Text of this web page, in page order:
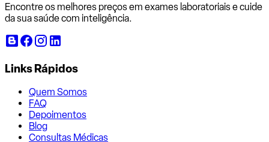
Encontre os melhores preços em exames laboratoriais e cuide
da sua saúde com inteligência.
Links Rápidos
Quem Somos
FAQ
Depoimentos
Blog
Consultas Médicas